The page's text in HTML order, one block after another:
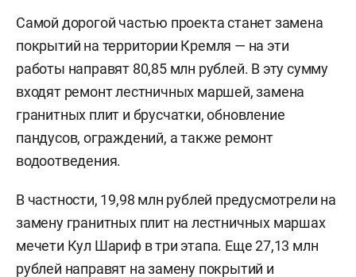
Самой дорогой частью проекта станет замена
покрытий на территории Кремля — на эти
работы направят 80,85 млн рублей. В эту сумму
входят ремонт лестничных маршей, замена
гранитных плит и брусчатки, обновление
пандусов, ограждений, а также ремонт
водоотведения.
В частности, 19,98 млн рублей предусмотрели на
замену гранитных плит на лестничных маршах
мечети Кул Шариф в три этапа. Еще 27,13 млн
рублей направят на замену покрытий и